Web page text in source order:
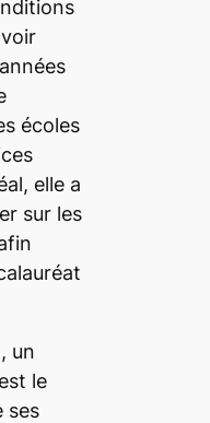
écoles
elle a
sur les
un
le
ses